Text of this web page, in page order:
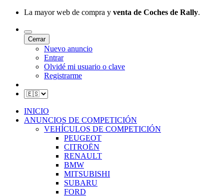
La mayor web de compra y venta de Coches de Rally.
Cerrar
Nuevo anuncio
Entrar
Olvidé mi usuario o clave
Registrarme
INICIO
ANUNCIOS DE COMPETICIÓN
VEHÍCULOS DE COMPETICIÓN
PEUGEOT
CITROËN
RENAULT
BMW
MITSUBISHI
SUBARU
FORD